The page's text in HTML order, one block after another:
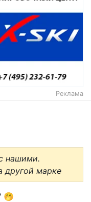
Реклама
нашими.
другой марке
🤭